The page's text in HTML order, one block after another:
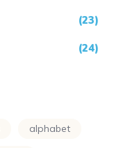
(23)
(24)
alphabet